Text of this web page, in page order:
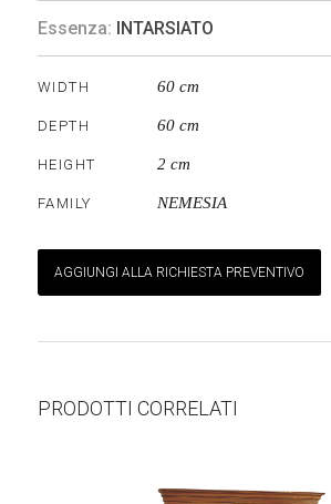
Essenza: INTARSIATO
WIDTH 60 cm
DEPTH 60 cm
HEIGHT 2 cm
FAMILY NEMESIA
AGGIUNGI ALLA RICHIESTA PREVENTIVO
PRODOTTI CORRELATI